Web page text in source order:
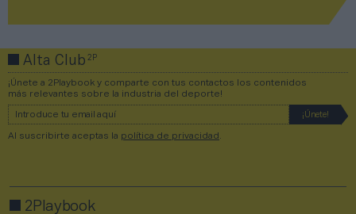
Alta Club2P
¡Únete a 2Playbook y comparte con tus contactos los contenidos
más relevantes sobre la industria del deporte!
Al suscribirte aceptas la política de privacidad
2Playbook